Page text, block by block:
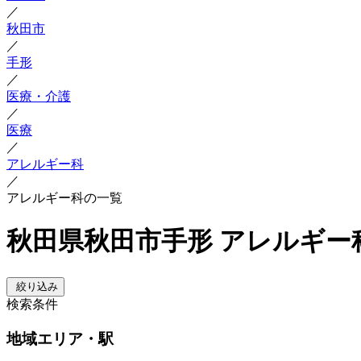
／
秋田市
／
手形
／
医療・介護
／
医療
／
アレルギー科
／
アレルギー科の一覧
秋田県秋田市手形 アレルギー
絞り込み
検索条件
地域エリア・駅